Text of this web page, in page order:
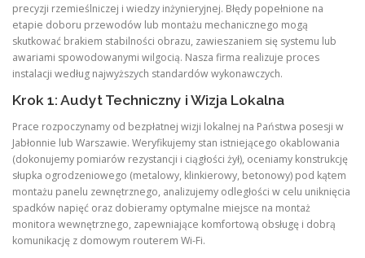
precyzji rzemieślniczej i wiedzy inżynieryjnej. Błędy popełnione na
etapie doboru przewodów lub montażu mechanicznego mogą
skutkować brakiem stabilności obrazu, zawieszaniem się systemu lub
awariami spowodowanymi wilgocią. Nasza firma realizuje proces
instalacji według najwyższych standardów wykonawczych.
Krok 1: Audyt Techniczny i Wizja Lokalna
Prace rozpoczynamy od bezpłatnej wizji lokalnej na Państwa posesji w
Jabłonnie lub Warszawie. Weryfikujemy stan istniejącego okablowania
(dokonujemy pomiarów rezystancji i ciągłości żył), oceniamy konstrukcję
słupka ogrodzeniowego (metalowy, klinkierowy, betonowy) pod kątem
montażu panelu zewnętrznego, analizujemy odległości w celu uniknięcia
spadków napięć oraz dobieramy optymalne miejsce na montaż
monitora wewnętrznego, zapewniające komfortową obsługę i dobrą
komunikację z domowym routerem Wi-Fi.